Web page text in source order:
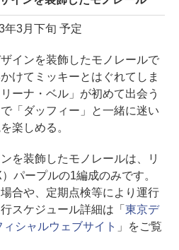
年3月下旬 予定
インを装飾したモノレールで
けてミッキーとはぐれてしま
ーナ・ベル」が初めて出会う
「ダッフィー」と一緒に迷い
楽しめる。
を装飾したモノレールは、リ
パープルの1編成のみです。
合や、定期点検等により運行
スケジュール詳細は「 東京デ
シャルウェブサイト 」をご覧